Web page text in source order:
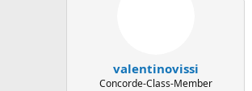
valentinovissi
Concorde-Class-Member